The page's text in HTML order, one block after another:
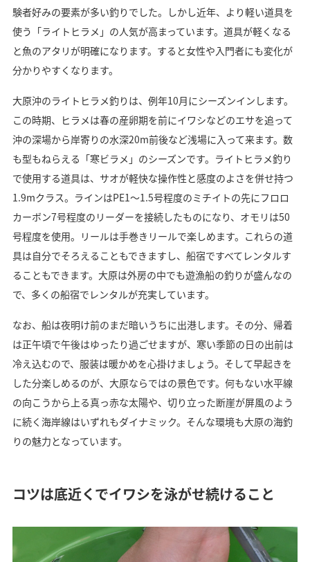
験者好みの要素が多い釣りでした。しかし近年、より軽い道具を
使う「ライトヒラメ」の人気が高まっています。道具が軽くなる
と魚のアタリが明確になります。すると女性や入門者にも変化が
分かりやすくなります。
大原沖のライトヒラメ釣りは、例年10月にシーズンインします。
この時期、ヒラメは春の産卵期を前にイワシなどのエサを追って
沖の深場から岸寄りの水深20m前後など浅場に入って来ます。数
も型もねらえる「寒ビラメ」のシーズンです。ライトヒラメ釣り
で使用する道具は、サオが軽快な操作性と感度のよさを併せ持つ
1.9mクラス。ラインはPE1～1.5号程度のミチイトの先にフロロ
カーボン7号程度のリーダーを接続したものになり、オモリは50
号程度を使用。リールは手巻きリールで楽しめます。これらの道
具は自分でそろえることもできますし、船宿ですべてレンタルす
ることもできます。大原は外房の中でも遊漁船の釣りが盛んなの
で、多くの船宿でレンタルが充実しています。
なお、船は夜明け前のまだ暗いうちに出港します。その分、帰着
は正午頃で午後はゆったり過ごせますが、寒い季節の日の出前は
冷え込むので、服装は暖かめを心掛けましょう。そして早起きを
した分楽しめるのが、大原ならではの景色です。何もない水平線
の向こうから上る真っ赤な太陽や、切り立った断崖が屏風のよう
に続く海岸線はいずれもダイナミック。そんな環境も大原の海釣
りの魅力となっています。
コツは底近くでイワシを泳がせ続けること